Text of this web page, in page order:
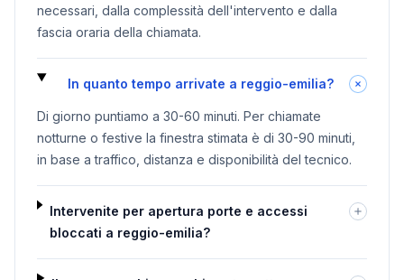
necessari, dalla complessità dell'intervento e dalla
fascia oraria della chiamata.
In quanto tempo arrivate a reggio-emilia?
Di giorno puntiamo a 30-60 minuti. Per chiamate
notturne o festive la finestra stimata è di 30-90 minuti,
in base a traffico, distanza e disponibilità del tecnico.
Intervenite per apertura porte e accessi
bloccati a reggio-emilia?